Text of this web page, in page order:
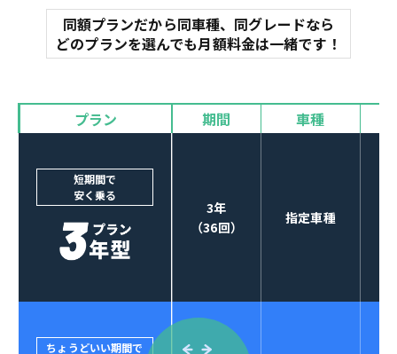
オイル交換 諸費用
マット
バイザー
3
オプションも選べる！
同額プランだから同車種、同グレードなら
どのプランを選んでも月額料金は一緒です！
プラン 期間 車種
短期間で
安く乗る
3年
（36回）
指定車種
ちょうどいい期間で